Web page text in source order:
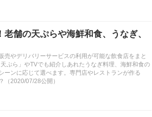
舗の天ぷらや海鮮和食、うなぎ、
やデリバリーサービスの利用が可能な飲食店をまと
ぷら」やTVでも紹介しあれたうなぎ料理、海鮮和食の
ーンに応じて選べます。専門店やレストランが作る
（2020/07/28公開）